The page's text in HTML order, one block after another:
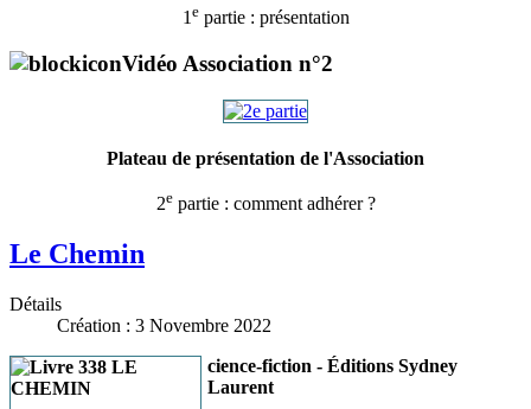
1 epartie : présentation
Vidéo Association n°2
Plateau de présentation de l'Association
2epartie : comment adhérer ?
Le Chemin
Détails
Création : 3 Novembre 2022
cience-fiction - Éditions Sydney
Laurent